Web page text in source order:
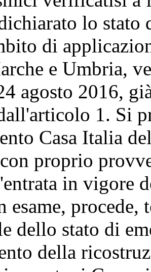
lo stato
di
e Umbria,
agosto 2016,
1. Si
Casa Italia
proprio
in vigore
esame,
dello stato di
della